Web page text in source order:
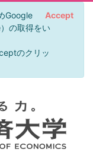
Google
の取得をい
のクリッ
Accept